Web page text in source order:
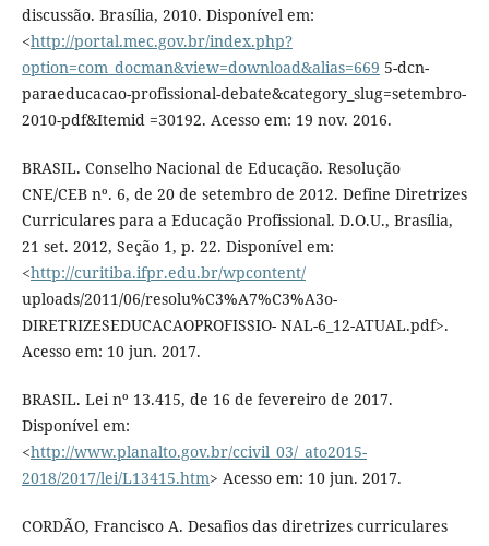
discussão. Brasília, 2010. Disponível em:
<http://portal.mec.gov.br/index.php?
option=com_docman&view=download&alias=669 5-dcn-
paraeducacao-profissional-debate&category_slug=setembro-
2010-pdf&Itemid =30192. Acesso em: 19 nov. 2016.
BRASIL. Conselho Nacional de Educação. Resolução
CNE/CEB nº. 6, de 20 de setembro de 2012. Define Diretrizes
Curriculares para a Educação Profissional. D.O.U., Brasília,
21 set. 2012, Seção 1, p. 22. Disponível em:
<http://curitiba.ifpr.edu.br/wpcontent/
uploads/2011/06/resolu%C3%A7%C3%A3o-
DIRETRIZESEDUCACAOPROFISSIO- NAL-6_12-ATUAL.pdf>.
Acesso em: 10 jun. 2017.
BRASIL. Lei nº 13.415, de 16 de fevereiro de 2017.
Disponível em:
<http://www.planalto.gov.br/ccivil_03/_ato2015-
2018/2017/lei/L13415.htm> Acesso em: 10 jun. 2017.
CORDÃO, Francisco A. Desafios das diretrizes curriculares